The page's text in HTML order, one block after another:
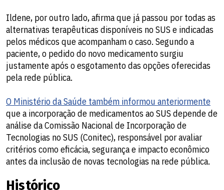
Ildene, por outro lado, afirma que já passou por todas as
alternativas terapêuticas disponíveis no SUS e indicadas
pelos médicos que acompanham o caso. Segundo a
paciente, o pedido do novo medicamento surgiu
justamente após o esgotamento das opções oferecidas
pela rede pública.
O Ministério da Saúde também informou anteriormente
que a incorporação de medicamentos ao SUS depende de
análise da Comissão Nacional de Incorporação de
Tecnologias no SUS (Conitec), responsável por avaliar
critérios como eficácia, segurança e impacto econômico
antes da inclusão de novas tecnologias na rede pública.
Histórico